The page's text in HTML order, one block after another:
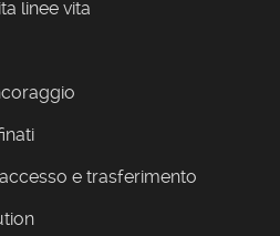
linee vita
e trasferimento